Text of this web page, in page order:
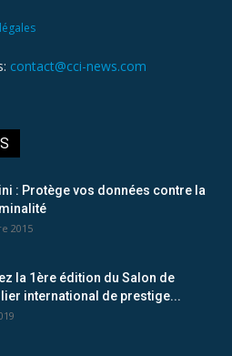
contact@cci-news.com
: Protège vos données contre la
2015
la 1ère édition du Salon de
international de prestige...